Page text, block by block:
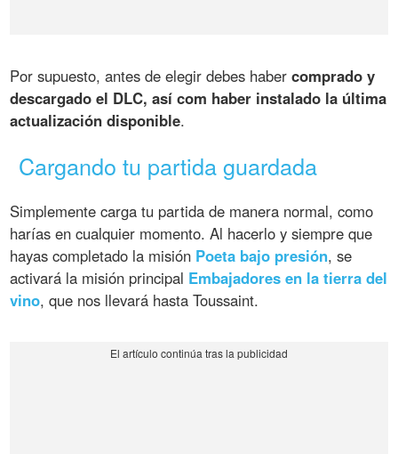
Por supuesto, antes de elegir debes habercomprado y
descargado el DLC, así com haber instalado la última
actualización disponible.
Cargando tu partida guardada
Simplemente carga tu partida de manera normal, como
harías en cualquier momento. Al hacerlo y siempre que
hayas completado la misión Poeta bajo presión, se
activará la misión principal Embajadores en la tierra del
vino, que nos llevará hasta Toussaint.